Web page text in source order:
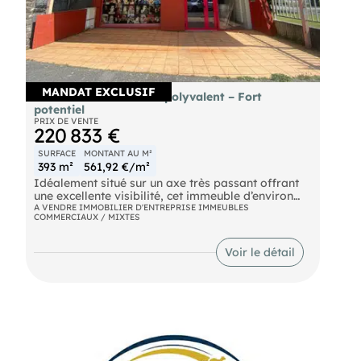
MANDAT EXCLUSIF
Immeuble commercial polyvalent – Fort
potentiel
PRIX DE VENTE
220 833 €
SURFACE
393 m²
MONTANT AU M²
561,92 €/m²
Idéalement situé sur un axe très passant offrant
une excellente visibilité, cet immeuble d’environ
393 m² développe de beaux volumes et un fort
potentiel d’exploitation.
Ancien centre de formation, il se compose :
A VENDRE IMMOBILIER D'ENTREPRISE IMMEUBLES
COMMERCIAUX / MIXTES
Voir le détail